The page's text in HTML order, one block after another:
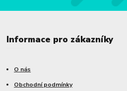
Informace pro zákazníky
O nás
Obchodní podmínky